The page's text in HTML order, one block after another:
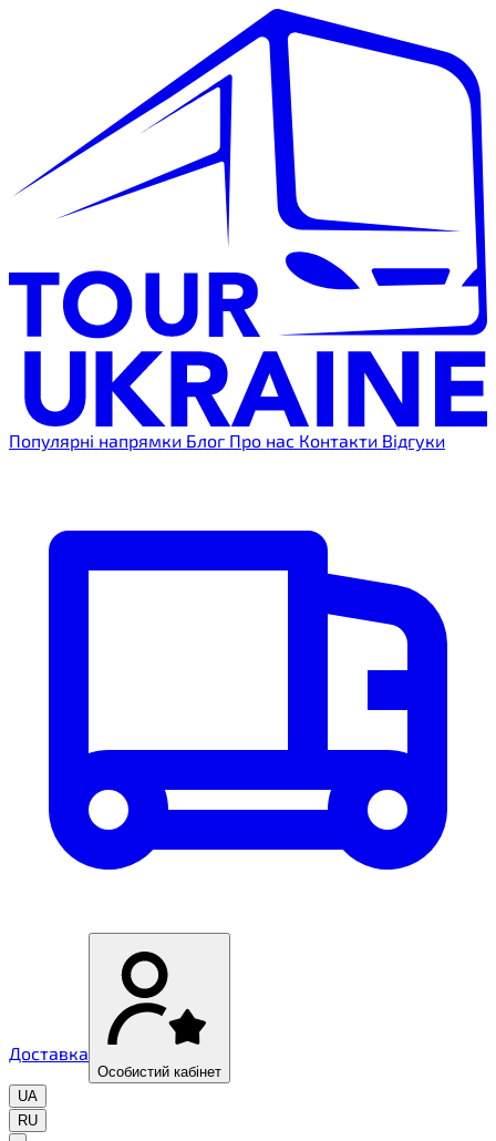
Популярні напрямки Блог Про нас Контакти Відгуки
Доставка
Особистий кабінет
UA
RU